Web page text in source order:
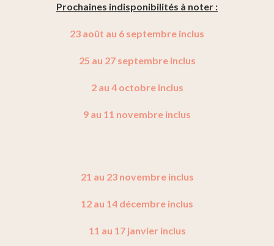
Prochaines indisponibilités à noter :
23 août au 6 septembre inclus
25 au 27 septembre inclus
2 au 4 octobre inclus
9 au 11 novembre inclus
21 au 23 novembre inclus
12 au 14 décembre inclus
11 au 17 janvier inclus